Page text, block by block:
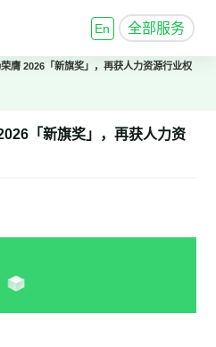
En 全部服务
膺 2026「新旗奖」，再获人力资源行业权
「新旗奖」，再获人力资